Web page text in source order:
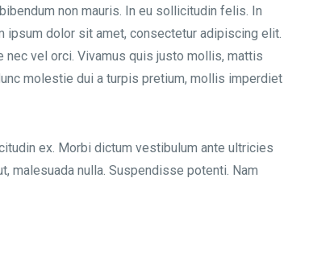
non mauris. In eu sollicitudin felis. In
ipsum dolor sit amet, consectetur adipiscing elit.
vel orci. Vivamus quis justo mollis, mattis
molestie dui a turpis pretium, mollis imperdiet
ex. Morbi dictum vestibulum ante ultricies
malesuada nulla. Suspendisse potenti. Nam